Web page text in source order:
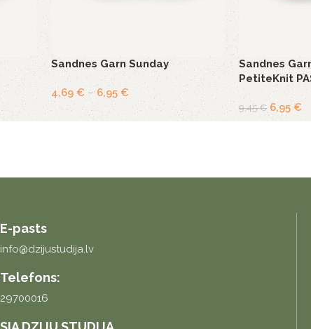
Sandnes Garn Sunday
4,69 € – 6,95 €
Sandnes
PetiteKnit
9,45€ 6,95€
E-pasts
info@dzijustudija.lv
Telefons:
29700016